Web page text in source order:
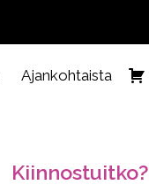
Ajankohtaista
Kiinnostuitko?